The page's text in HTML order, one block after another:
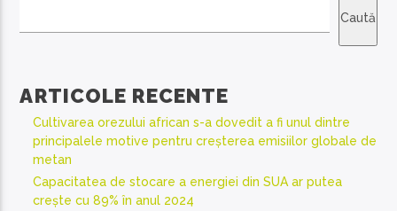
Caută
ARTICOLE RECENTE
Cultivarea orezului african s-a dovedit a fi unul dintre
principalele motive pentru creșterea emisiilor globale de
metan
Capacitatea de stocare a energiei din SUA ar putea
crește cu 89% în anul 2024